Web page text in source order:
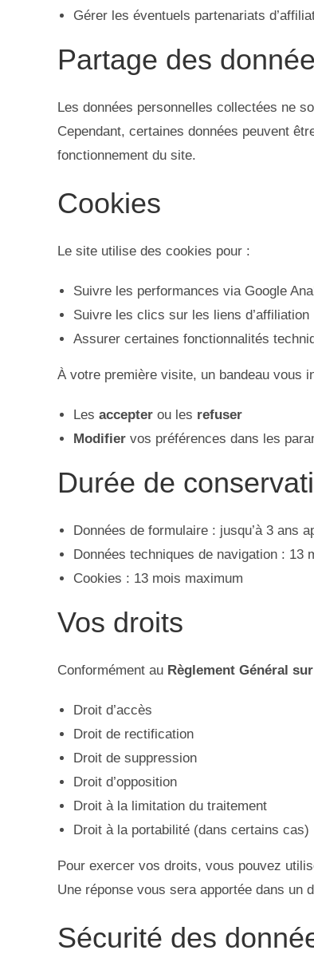
Gérer les éventuels partenariats
Partage des
Les données personnelles collectées ne
Cependant, certaines données peuvent
fonctionnement du site.
Cookies
Le site utilise des cookies pour :
Suivre les performances via Google
Suivre les clics sur les liens d’affiliation
Assurer certaines fonctionnalités
À votre première visite, un bandeau vous
Les accepter ou les refuser
Modifier vos préférences dans les
Durée de
Données de formulaire : jusqu’à 3 ans
Données techniques de navigation : 13
Cookies : 13 mois maximum
Vos droits
Conformément au Règlement Général
Droit d’accès
Droit de rectification
Droit de suppression
Droit d’opposition
Droit à la limitation du traitement
Droit à la portabilité (dans certains cas)
Pour exercer vos droits, vous pouvez
Une réponse vous sera apportée dans un
Sécurité des